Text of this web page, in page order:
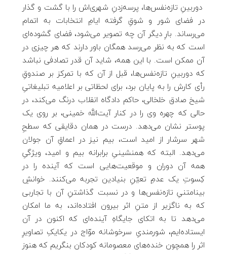
دوربینِ تازه‌نفس‌ها، پرسه‌زدنِ شهری‌اش را با گشت و گذار
در فضای شور و شوقِ گرفته ایامِ انتخابات به اتمام
می‌رساند. بارِ دیگر آن چه تصویر می‌شود، فضای گشوده‌ای
است که به نظر می‌رسد همگان باور دارند که هر چیزی در
آن ممکن است. با این همه، شاید آن قدر تصادفی نباشد
که دوربینِ تازه‌نفس‌ها، قبل از آن که با تمرکز بر صندوقِ
رأی کارش را به پایان برد، برای لحظاتی بر اعلامیه تبلیغاتیِ
شیخ صادق خلخالی، حاکم دادگاه انقلاب درنگ می‌کند، در
حالی که چهره وی را در کنار آیت‌الله خمینی، بر روی یک
پوستر نشان می‌دهد. درست در همان دقایقی که سطحِ
شهر سرشار از امید است، بیم نیز در اعماقِ آن جولان
می‌دهد. البته که همنشینیِ برابرانه بیم و امید، ویژگیِ
همه آن دوران و موقعیت‌هایی است که آینده را در
کِسوتِ یک عدمِ تعیّنِ بنیادین تجربه می‌کنند. خوانشِ
بینامتنیِ تازه‌نفس‌ها و در نسبت گذاشتنِ آن با تجاربی
که به ناگزیر از متنِ اثر بیرون افتاده‌اند، به ما امکان
می‌دهد تا به اتکای جایگاهِ آینده‌ای که اکنون در آن
ایستاده‌ایم، شورمندیِ سرخوشانه موّاج در یکایکِ تصاویرِ
اثر را همچون خنده‌های معصومانه کودکان بنگریم که هنوز